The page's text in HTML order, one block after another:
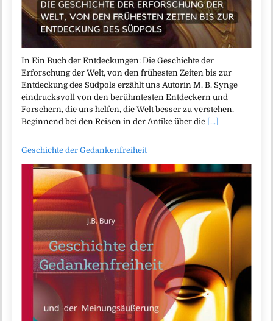
In Ein Buch der Entdeckungen: Die Geschichte der
Erforschung der Welt, von den frühesten Zeiten bis zur
Entdeckung des Südpols erzählt uns Autorin M. B. Synge
eindrucksvoll von den berühmtesten Entdeckern und
Forschern, die uns helfen, die Welt besser zu verstehen.
Beginnend bei den Reisen in der Antike über die [...]
Geschichte der Gedankenfreiheit